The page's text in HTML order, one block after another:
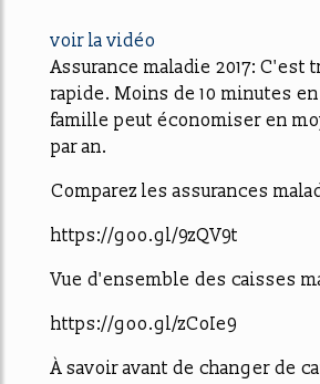
voir la vidéo
Assurance maladie 2017: C'est
rapide. Moins de 10 minutes
famille peut économiser en
par an.
Comparez les assurances
https://goo.gl/9zQV9t
Vue d'ensemble des caisses
https://goo.gl/zCoIe9
À savoir avant de changer de